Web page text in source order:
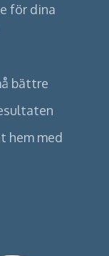
för dina
bättre
hem med